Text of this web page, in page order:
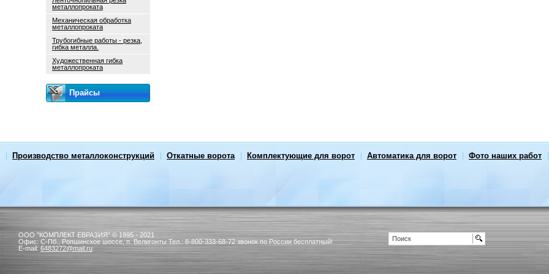
металлопроката
Механическая обработка
металлопроката
Трубогибные работы - резка,
гибка металла.
Художественная гибка
металлопроката
Прайсы
Производство металлоконструкций Откатные ворота Комплектующие для ворот Автоматика для ворот Фото наших работ
ООО "КОМПЛЕКТ ЕВРАЗИЯ" © 1995 - 2021
Офис: С-Пб., Ропшинское шоссе, п. Велигонты Тел.: 8-800-333-68-72 звонок по России бесплатный!
E-mail: 6483272@mail.ru